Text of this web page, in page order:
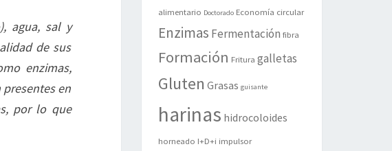
agua, sal y
de sus
enzimas,
en
por lo que
alimentario Doctorado Economía circular
Enzimas Fermentación fibra
Formación Fritura galletas
Gluten Grasas guisante
harinas hidrocoloides
horneado I+D+i impulsor